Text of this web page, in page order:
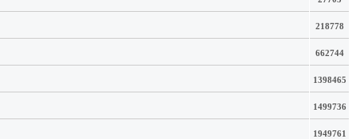
218778
662744
1398465
1499736
1949761